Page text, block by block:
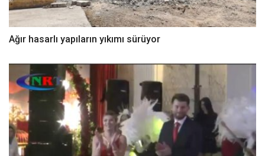
Ağır hasarlı yapıların yıkımı sürüyor